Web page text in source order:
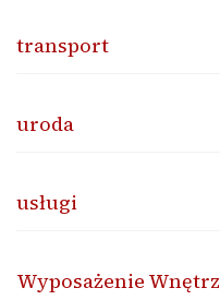
transport
uroda
usługi
Wyposażenie Wnętrz